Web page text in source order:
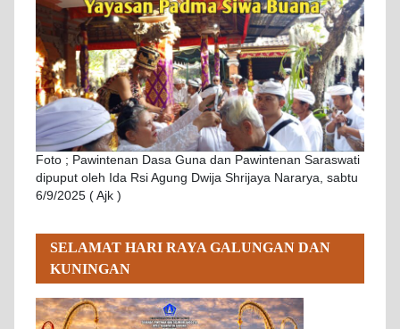
Foto ; Pawintenan Dasa Guna dan Pawintenan Saraswati
dipuput oleh Ida Rsi Agung Dwija Shrijaya Nararya, sabtu
6/9/2025 ( Ajk )
SELAMAT HARI RAYA GALUNGAN DAN
KUNINGAN